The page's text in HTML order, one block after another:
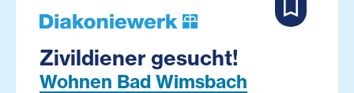
Zivildiener gesucht!
Wohnen Bad Wimsbach